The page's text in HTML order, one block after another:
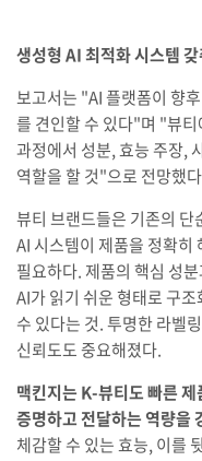
생성형 AI 최적화 시스템
보고서는 "AI 플랫폼이 향
를 견인할 수 있다"며 "뷰
과정에서 성분, 효능 주장,
역할을 할 것"으로 전망했
뷰티 브랜드들은 기존의 단
AI 시스템이 제품을 정확히
필요하다. 제품의 핵심 성
AI가 읽기 쉬운 형태로 구
수 있다는 것. 투명한 라벨
신뢰도도 중요해졌다.
맥킨지는 K-뷰티도 빠른
증명하고 전달하는 역량을
체감할 수 있는 효능, 이를